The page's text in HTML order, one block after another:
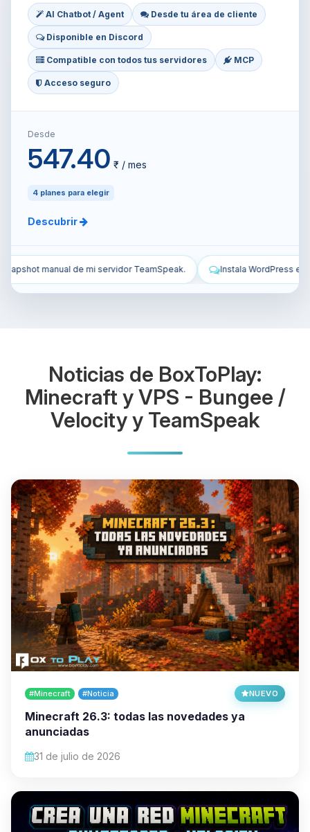
AI Chatbot / Agent Desde tu área de cliente
Disponible en Discord
Compatible con todos tus servidores MCP
Acceso seguro
Desde
547.40 ₹ / mes
4 planes para elegir
Descubrir
Instala WordPress en mi VPS y configúralo. Protege mi
Noticias de BoxToPlay:
Minecraft y VPS - Bungee /
Velocity y TeamSpeak
#Minecraft #Noticia NUEVO
Minecraft 26.3: todas las novedades ya
anunciadas
31 de julio de 2026